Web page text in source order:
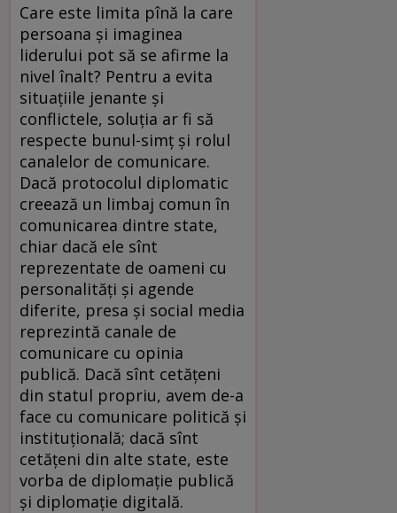
Care este limita pînă la care
persoana și imaginea
liderului pot să se afirme la
nivel înalt? Pentru a evita
situațiile jenante și
conflictele, soluția ar fi să
respecte bunul-simț și rolul
canalelor de comunicare.
Dacă protocolul diplomatic
creează un limbaj comun în
comunicarea dintre state,
chiar dacă ele sînt
reprezentate de oameni cu
personalități și agende
diferite, presa și social media
reprezintă canale de
comunicare cu opinia
publică. Dacă sînt cetățeni
din statul propriu, avem de-a
face cu comunicare politică și
instituțională; dacă sînt
cetățeni din alte state, este
vorba de diplomație publică
și diplomație digitală.